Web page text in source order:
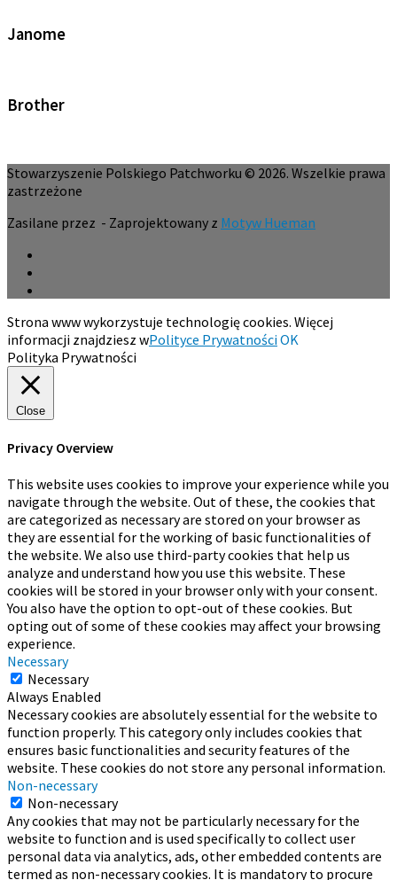
Janome
Brother
Stowarzyszenie Polskiego Patchworku © 2026. Wszelkie prawa
zastrzeżone
Zasilane przez - Zaprojektowany z Motyw Hueman
Strona www wykorzystuje technologię cookies. Więcej
informacji znajdziesz wPolityce PrywatnościOK
Polityka Prywatności
Close
Privacy Overview
This website uses cookies to improve your experience while you
navigate through the website. Out of these, the cookies that
are categorized as necessary are stored on your browser as
they are essential for the working of basic functionalities of
the website. We also use third-party cookies that help us
analyze and understand how you use this website. These
cookies will be stored in your browser only with your consent.
You also have the option to opt-out of these cookies. But
opting out of some of these cookies may affect your browsing
experience.
Necessary
Necessary
Always Enabled
Necessary cookies are absolutely essential for the website to
function properly. This category only includes cookies that
ensures basic functionalities and security features of the
website. These cookies do not store any personal information.
Non-necessary
Non-necessary
Any cookies that may not be particularly necessary for the
website to function and is used specifically to collect user
personal data via analytics, ads, other embedded contents are
termed as non-necessary cookies. It is mandatory to procure